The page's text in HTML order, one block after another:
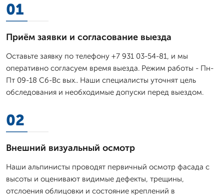
01
Приём заявки и согласование выезда
Оставьте заявку по телефону +7 931 03-54-81, и мы
оперативно согласуем время выезда. Режим работы - Пн-
Пт 09-18 Сб-Вс вых.. Наши специалисты уточнят цель
обследования и необходимые допуски перед выездом.
02
Внешний визуальный осмотр
Наши альпинисты проводят первичный осмотр фасада с
высоты и оценивают видимые дефекты, трещины,
отслоения облицовки и состояние креплений в